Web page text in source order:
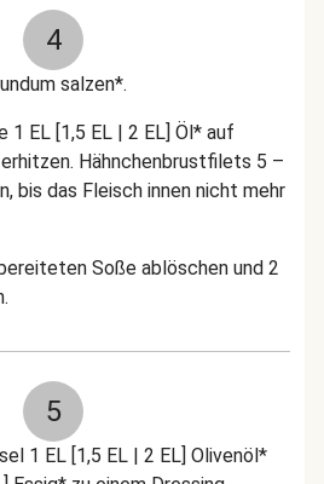
4
salzen*.
1 EL [1,5 EL | 2 EL] Öl* auf
Hähnchenbrustfilets 5 –
bis das Fleisch innen nicht mehr
Soße ablöschen und 2
5
1 EL [1,5 EL | 2 EL] Olivenöl*